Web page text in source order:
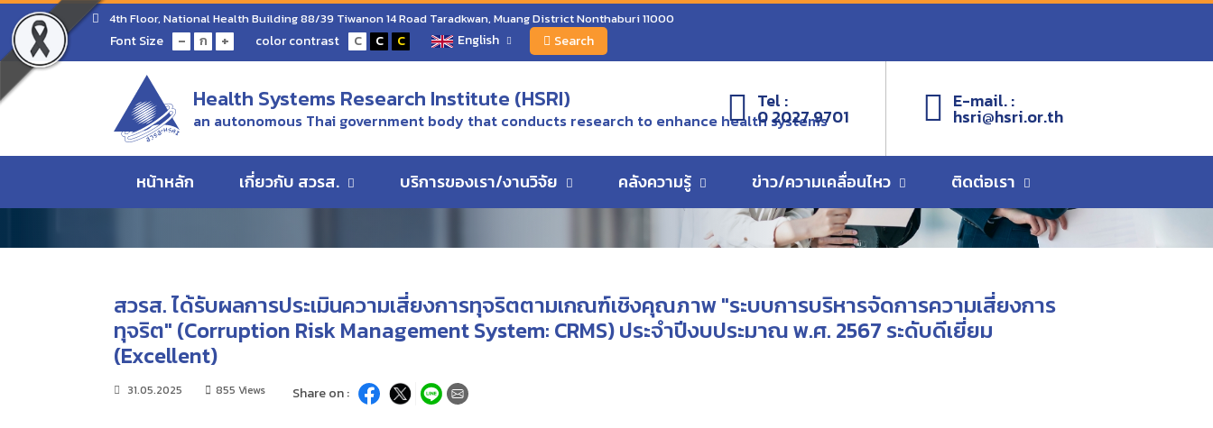
4th Floor, National Health Building 88/39 Tiwanon 14 Road Taradkwan, Muang District Nonthaburi 11000
Font Size - ก + color contrast C C C English Search
Health Systems Research Institute (HSRI)
an autonomous Thai government body that conducts research to enhance health systems
Tel :
0 2027 9701
E-mail. :
hsri@hsri.or.th
หน้าหลัก เกี่ยวกับ สวรส. บริการของเรา/งานวิจัย คลังความรู้ ข่าว/ความเคลื่อนไหว ติดต่อเรา
Home
ข่าว/ความเคลื่อนไหว
สวรส. ได้รับผลการประเมินความเสี่ยงการทุจริตตามเกณฑ์เชิงคุณภาพ "ระบบการบริหารจัดการความเสี่ยงการทุจริต" (Corruption Risk Management System: CRMS) ประจำปีงบประมาณ พ.ศ. 2567 ระดับ
ดีเยี่ยม (Excellent)
ข่าว/ความเคลื่อนไหว
ข่าว/ความเคลื่อนไหว
สวรส. ได้รับผลการประเมินความเสี่ยงการทุจริตตามเกณฑ์เชิงคุณภาพ "ระบบการบริหารจัดการความเสี่ยงการ
ทุจริต" (Corruption Risk Management System: CRMS) ประจำปีงบประมาณ พ.ศ. 2567 ระดับดีเยี่ยม
(Excellent)
31.05.2025 855 Views Share on :